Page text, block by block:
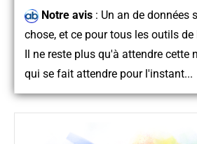
Notre avis: Un an de données
chose, et ce pour tous les outils de
Il ne reste plus qu'à attendre cette
qui se fait attendre pour l'instant...